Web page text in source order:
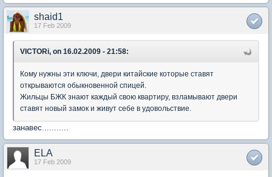
shaid1
17 Feb 2009
VICTORi, on 16.02.2009 - 21:58:
Кому нужны эти ключи, двери китайские которые ставят
открываются обыкновенной спицей.
Жильцы БЖК знают каждый свою квартиру, взламывают двери
ставят новый замок и живут себе в удовольствие.
занавес...........
ELA
17 Feb 2009